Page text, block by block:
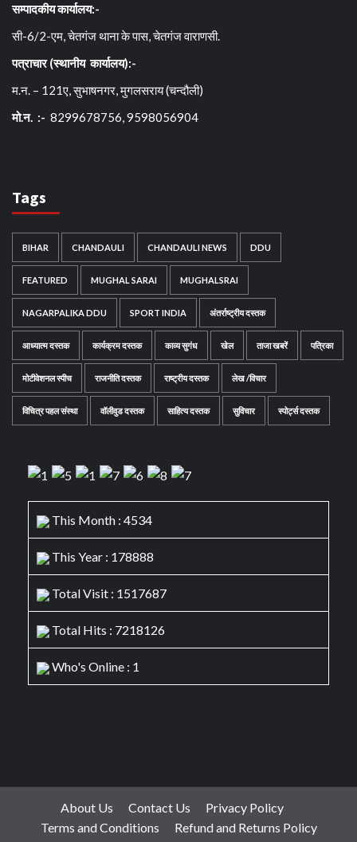
सम्पादकीय कार्यालय:-
सी-6/2-एम, चेतगंज थाना के पास, चेतगंज वाराणसी.
पत्राचार (स्थानीय कार्यालय):-
म.न. – 121ए, सुभाषनगर, मुगलसराय (चन्दौली)
मो.न. :- 8299678756, 9598056904
Tags
BIHAR CHANDAULI CHANDAULI NEWS DDU
FEATURED MUGHAL SARAI MUGHALSRAI
NAGARPALIKA DDU SPORT INDIA अंतर्राष्ट्रीय दस्तक
आध्यात्म दस्तक कार्यक्रम दस्तक काव्य सुगंध खेल ताजा खबरें पत्रिका
मोटीवेशनल स्पीच राजनीति दस्तक राष्ट्रीय दस्तक लेख /विचार
विचित्र पहल संस्था वॉलीवुड दस्तक साहित्य दस्तक सुविचार स्पोर्ट्स दस्तक
This Month : 4534
This Year : 178888
Total Visit : 1517687
Total Hits : 7218126
Who's Online : 1
About Us Contact Us
Privacy Policy
Terms and Conditions
Refund and Returns Policy